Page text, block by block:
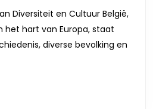
Diversiteit en Cultuur België,
het hart van Europa, staat
diverse bevolking en